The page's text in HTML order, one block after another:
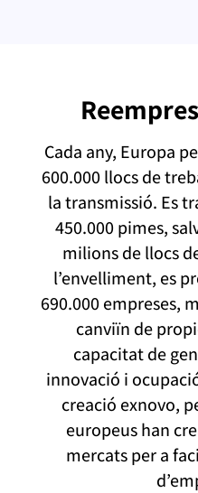
Cada any, Europa
600.000 llocs de
la transmissió. Es
450.000 pimes,
milions de llocs
l’envelliment, es
690.000 empreses,
canviïn de
capacitat de
innovació i
creació exnovo,
europeus han
mercats per a